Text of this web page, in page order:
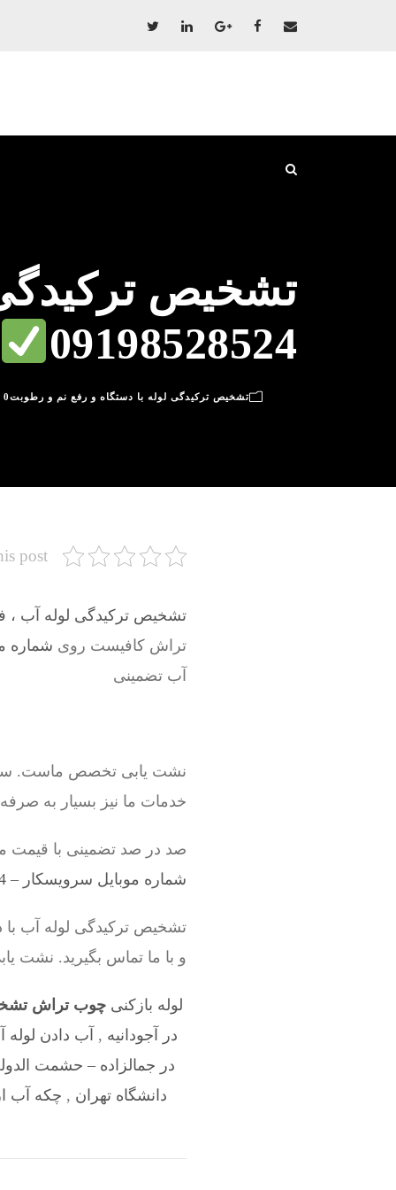
تشخیص
09198528524
تشخیص ترکیدگی لوله با دستگاه و رفع نم و رطوبت0
post
تشخیص ترکیدگی لوله آب ،
تراش کافیست روی شماره
آب تضمینی
نشت یابی تخصص ماست.
خدمات ما نیز بسیار به
صد در صد تضمینی با قیمت
شماره موبایل سرویسکار – 09198528524
تشخیص ترکیدگی لوله آب
و با ما تماس بگیرید. نشت
لوله بازکنی چوب تراش
در آجودانیه , آب دادن لوله
در جمالزاده – حشمت
دانشگاه تهران , چکه آب